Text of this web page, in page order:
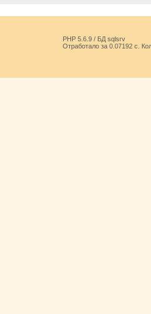
PHP 5.6.9 / БД sqlsrv
Отработало за 0.07192 с.